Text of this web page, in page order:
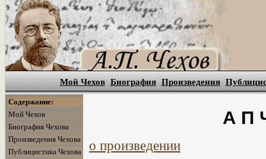
Мой Чехов Биография Произведения
Содержание:
Мой Чехов
Биография Чехова
Произведения Чехова
Публицистика Чехова
А П
о произведении